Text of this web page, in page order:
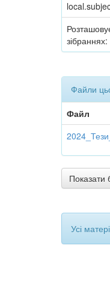
зібраннях:
Файли
Файл
Показати
Усі